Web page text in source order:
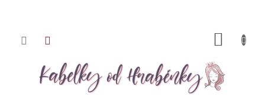
Přejít